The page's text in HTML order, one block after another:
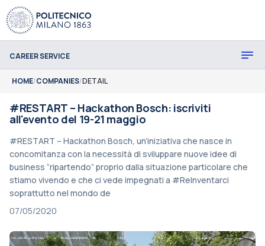
CAREER SERVICE
HOME/COMPANIES/DETAIL
#RESTART – Hackathon Bosch: iscriviti
all'evento del 19-21 maggio
#RESTART – Hackathon Bosch, un’iniziativa che nasce in
concomitanza con la necessità di sviluppare nuove idee di
business “ripartendo” proprio dalla situazione particolare che
stiamo vivendo e che ci vede impegnati a #ReInventarci
soprattutto nel mondo de
07/05/2020